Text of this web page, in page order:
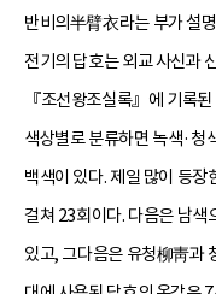
반비의半臂衣라는 부가 설
전기의 답호는 외교 사신과
『조선왕조실록』에 기록
색상별로 분류하면 녹색·청
백색이 있다. 제일 많이 등장
걸쳐 23회이다. 다음은 남색
있고, 그다음은 유청柳靑과